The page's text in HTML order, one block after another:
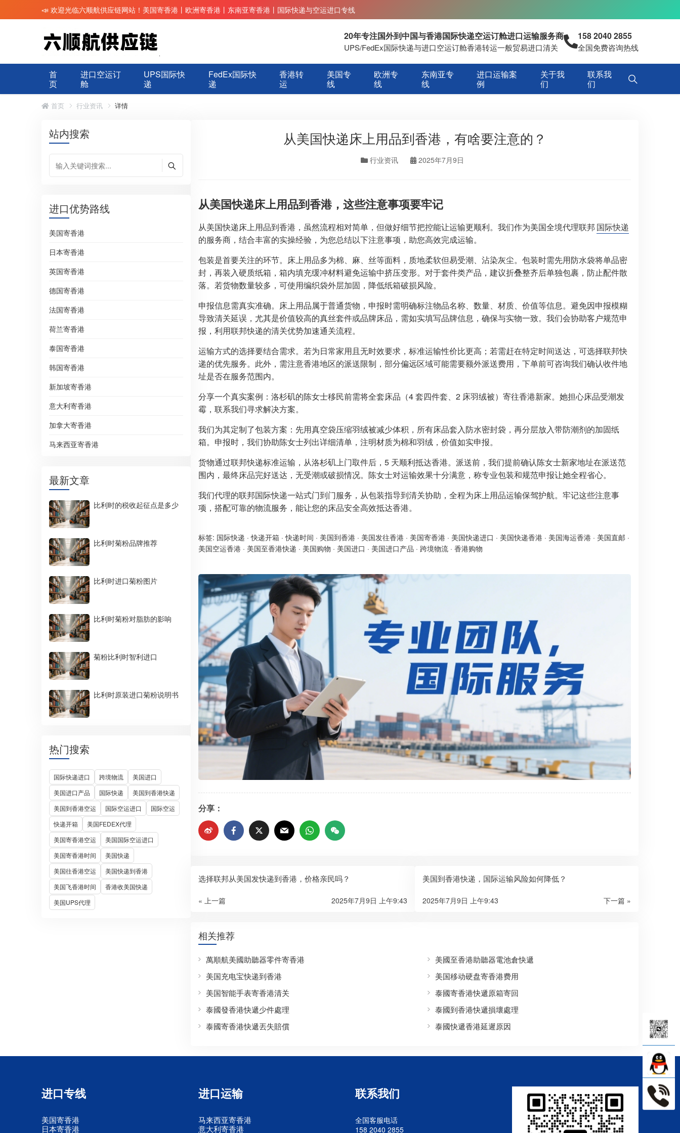
📣 欢迎光临六顺航供应链网站！美国寄香港丨欧洲寄香港丨东南亚寄香港丨国际快递与空运进口专线
20年专注国外到中国与香港国际快递空运订舱进口运输服务商
UPS/FedEx国际快递与进口空运订舱香港转运一般贸易进口清关
158 2040 2855
全国免费咨询热线
首
页
进口空运订
舱
UPS国际快
递
FedEx国际快
递
香港转
运
美国专
线
欧洲专
线
东南亚专
线
进口运输案
例
关于我
们
联系我
们
首页 行业资讯 详情
站内搜索
进口优势路线
美国寄香港
日本寄香港
英国寄香港
德国寄香港
法国寄香港
荷兰寄香港
泰国寄香港
韩国寄香港
新加坡寄香港
意大利寄香港
加拿大寄香港
马来西亚寄香港
最新文章
比利时的税收起征点是多少
比利时菊粉品牌推荐
比利时进口菊粉图片
比利时菊粉对脂肪的影响
菊粉比利时智利进口
比利时原装进口菊粉说明书
热门搜索
国际快递进口 跨境物流
美国进口
美国进口产品
国际快递
美国到香港快递
美国到香港空运
国际空运进口
国际空运
快递开箱
美国FEDEX代理
美国寄香港空运
美国国际空运进口
美国寄香港时间
美国快递
美国往香港空运
美国快递到香港
美国飞香港时间
香港收美国快递
美国UPS代理
从美国快递床上用品到香港，有啥要注意的？
行业资讯 2025年7月9日
从美国快递床上用品到香港，这些注意事项要牢记
从美国快递床上用品到香港，虽然流程相对简单，但做好细节把控能让运输更顺利。我们作为美国全境代理联邦 国际快递
的服务商，结合丰富的实操经验，为您总结以下注意事项，助您高效完成运输。
包装是首要关注的环节。床上用品多为棉、麻、丝等面料，质地柔软但易受潮、沾染灰尘。包装时需先用防水袋将单品密
封，再装入硬质纸箱，箱内填充缓冲材料避免运输中挤压变形。对于套件类产品，建议折叠整齐后单独包裹，防止配件散
落。若货物数量较多，可使用编织袋外层加固，降低纸箱破损风险。
申报信息需真实准确。床上用品属于普通货物，申报时需明确标注物品名称、数量、材质、价值等信息。避免因申报模糊
导致清关延误，尤其是价值较高的真丝套件或品牌床品，需如实填写品牌信息，确保与实物一致。我们会协助客户规范申
报，利用联邦快递的清关优势加速通关流程。
运输方式的选择要结合需求。若为日常家用且无时效要求，标准运输性价比更高；若需赶在特定时间送达，可选择联邦快
递的优先服务。此外，需注意香港地区的派送限制，部分偏远区域可能需要额外派送费用，下单前可咨询我们确认收件地
址是否在服务范围内。
分享一个真实案例：洛杉矶的陈女士移民前需将全套床品（4 套四件套、2 床羽绒被）寄往香港新家。她担心床品受潮发
霉，联系我们寻求解决方案。
我们为其定制了包装方案：先用真空袋压缩羽绒被减少体积，所有床品套入防水密封袋，再分层放入带防潮剂的加固纸
箱。申报时，我们协助陈女士列出详细清单，注明材质为棉和羽绒，价值如实申报。
货物通过联邦快递标准运输，从洛杉矶上门取件后，5 天顺利抵达香港。派送前，我们提前确认陈女士新家地址在派送范
围内，最终床品完好送达，无受潮或破损情况。陈女士对运输效果十分满意，称专业包装和规范申报让她全程省心。
我们代理的联邦国际快递一站式门到门服务，从包装指导到清关协助，全程为床上用品运输保驾护航。牢记这些注意事
项，搭配可靠的物流服务，能让您的床品安全高效抵达香港。
标签: 国际快递 ·快递开箱 ·快递时间 · 美国到香港 · 美国发往香港 · 美国寄香港 · 美国快递进口 · 美国快递香港 · 美国海运香港 · 美国直邮 ·
美国空运香港 · 美国至香港快递 · 美国购物 · 美国进口 · 美国进口产品 · 跨境物流 · 香港购物
分享：
选择联邦从美国发快递到香港，价格亲民吗？
« 上一篇 2025年7月9日 上午9:43
美国到香港快递，国际运输风险如何降低？
下一篇 »
2025年7月9日 上午9:43
相关推荐
萬順航美國助聽器零件寄香港
美國至香港助聽器電池倉快遞
美国充电宝快递到香港
美国移动硬盘寄香港费用
美国智能手表寄香港清关
泰國寄香港快遞原箱寄回
泰國發香港快遞少件處理
泰國到香港快遞損壞處理
泰國寄香港快遞丟失賠償
泰國快遞香港延遲原因
进口专线
美国寄香港
日本寄香港
进口运输
马来西亚寄香港
意大利寄香港
联系我们
全国客服电话
158 2040 2855